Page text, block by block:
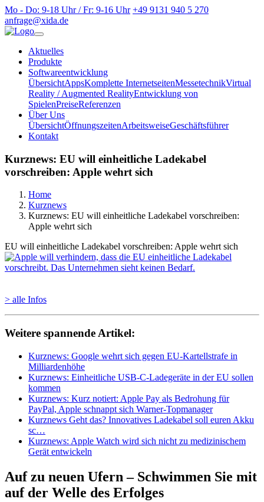
Mo - Do: 9-18 Uhr / Fr: 9-16 Uhr +49 9131 940 5 270
anfrage@xida.de
Aktuelles
Produkte
Softwareentwicklung
ÜbersichtAppsKomplette InternetseitenMessetechnikVirtual
Reality / Augmented RealityEntwicklung von
SpielenPreiseReferenzen
Über Uns
ÜbersichtÖffnungszeitenArbeitsweiseGeschäftsführer
Kontakt
Kurznews: EU will einheitliche Ladekabel
vorschreiben: Apple wehrt sich
Home
Kurznews
Kurznews: EU will einheitliche Ladekabel vorschreiben:
Apple wehrt sich
EU will einheitliche Ladekabel vorschreiben: Apple wehrt sich
> alle Infos
Weitere spannende Artikel:
Kurznews: Google wehrt sich gegen EU-Kartellstrafe in
Milliardenhöhe
Kurznews: Einheitliche USB-C-Ladegeräte in der EU sollen
kommen
Kurznews: Kurz notiert: Apple Pay als Bedrohung für
PayPal, Apple schnappt sich Warner-Topmanager
Kurznews Geht das? Innovatives Ladekabel soll euren Akku
sc…
Kurznews: Apple Watch wird sich nicht zu medizinischem
Gerät entwickeln
Auf zu neuen Ufern – Schwimmen Sie mit
auf der Welle des Erfolges